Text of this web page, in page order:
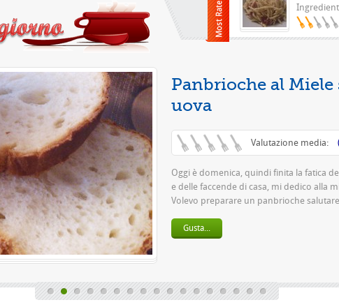
Pizza
Questa è
pasta 500